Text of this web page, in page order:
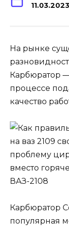
11.03.2023
На рынке
Карбюратор
процессе
качество
Карбюратор
популярная